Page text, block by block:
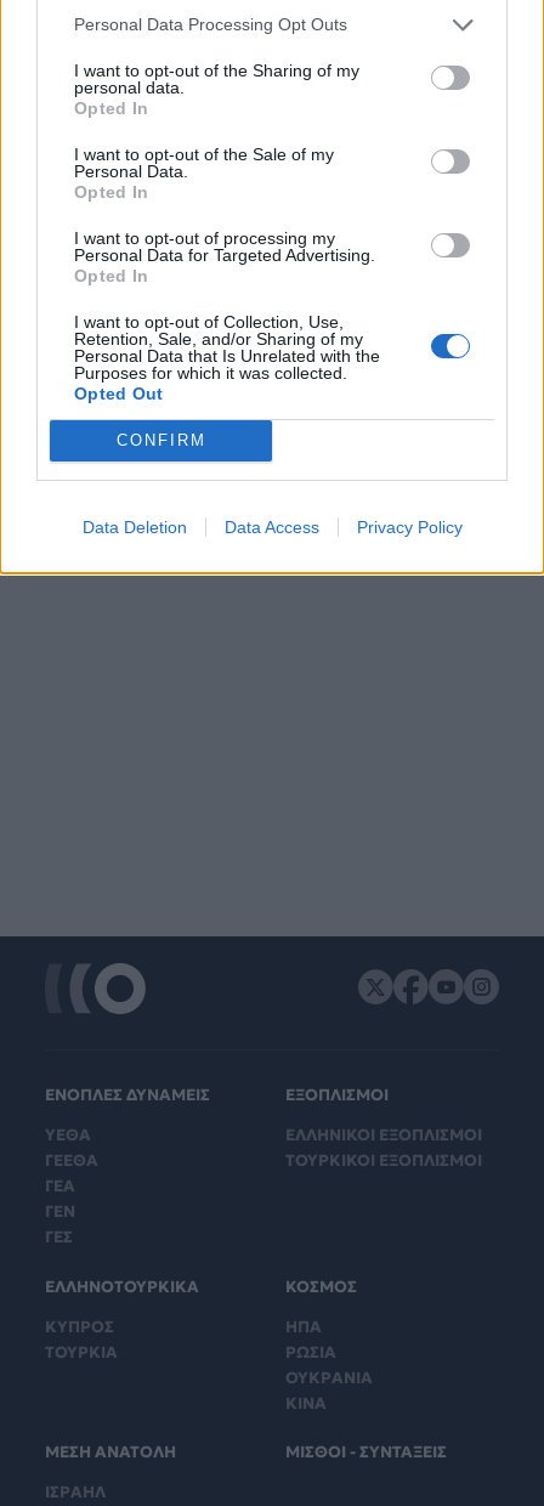
Personal Data Processing Opt Outs
I want to opt-out of the Sharing of my
personal data.
Opted In
I want to opt-out of the Sale of my
Personal Data.
Opted In
I want to opt-out of processing my
Personal Data for Targeted Advertising.
Opted In
I want to opt-out of Collection, Use,
Retention, Sale, and/or Sharing of my
Personal Data that Is Unrelated with the
Purposes for which it was collected.
Opted Out
CONFIRM
Data Deletion Data Access Privacy Policy
προκαλεί στην οικονομία ο κορονοϊός
Το Κογκρέσο των ΗΠΑ ήδη ενέκρινε δημόσιες
για να αντιμετωπιστεί η οικονομική κρίση που
προκαλεί...
27 ΑΠΡ. 2020, 09:48
ΔΙΑΦΗΜΙΣΗ
ΕΝΟΠΛΕΣ ΔΥΝΑΜΕΙΣ
ΥΕΘΑ
ΓΕΕΘΑ
ΓΕΑ
ΓΕΝ
ΓΕΣ
ΕΞΟΠΛΙΣΜΟΙ
ΕΛΛΗΝΙΚΟΙ ΕΞΟΠΛΙΣΜΟΙ
ΤΟΥΡΚΙΚΟΙ ΕΞΟΠΛΙΣΜΟΙ
ΕΛΛΗΝΟΤΟΥΡΚΙΚΑ
ΚΥΠΡΟΣ
ΤΟΥΡΚΙΑ
ΚΟΣΜΟΣ
ΗΠΑ
ΡΩΣΙΑ
ΟΥΚΡΑΝΙΑ
ΚΙΝΑ
ΜΕΣΗ ΑΝΑΤΟΛΗ
ΙΣΡΑΗΛ
ΜΙΣΘΟΙ - ΣΥΝΤΑΞΕΙΣ